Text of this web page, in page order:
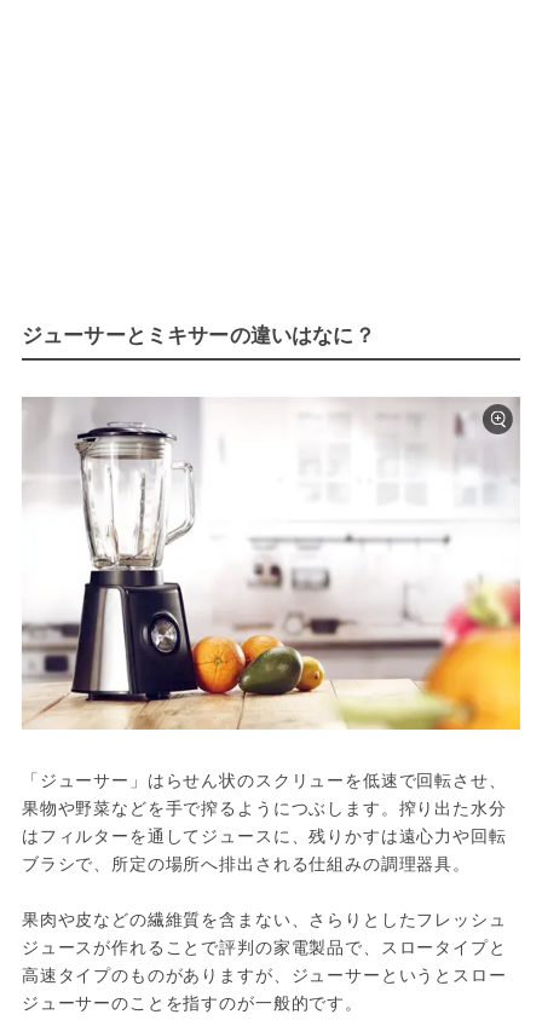
ジューサーとミキサーの違いはなに？
「ジューサー」はらせん状のスクリューを低速で回転させ、
果物や野菜などを手で搾るようにつぶします。搾り出た水分
はフィルターを通してジュースに、残りかすは遠心力や回転
ブラシで、所定の場所へ排出される仕組みの調理器具。
果肉や皮などの繊維質を含まない、さらりとしたフレッシュ
ジュースが作れることで評判の家電製品で、スロータイプと
高速タイプのものがありますが、ジューサーというとスロー